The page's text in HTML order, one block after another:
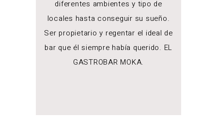
diferentes ambientes y tipo de
locales hasta conseguir su sueño.
Ser propietario y regentar el ideal de
bar que él siempre había querido. EL
GASTROBAR MOKA.